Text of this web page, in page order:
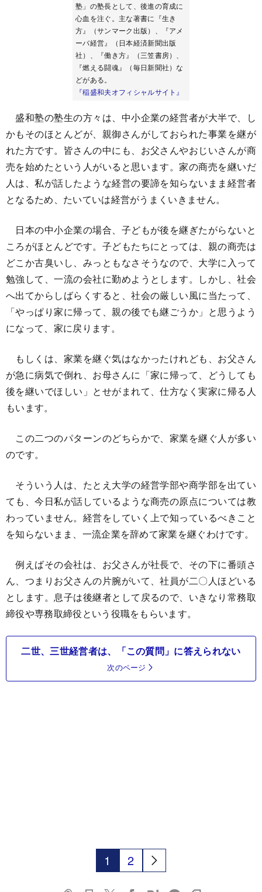
塾」の塾長として、後進の育成に
心血を注ぐ。主な著書に『生き
方』（サンマーク出版）、『アメ
ーバ経営』（日本経済新聞出版
社）、『働き方』（三笠書房）、
『燃える闘魂』（毎日新聞社）な
どがある。
『稲盛和夫オフィシャルサイト』
盛和塾の塾生の方々は、中小企業の経営者が大半で、し
かもそのほとんどが、親御さんがしておられた事業を継が
れた方です。皆さんの中にも、お父さんやおじいさんが商
売を始めたという人がいると思います。家の商売を継いだ
人は、私が話したような経営の要諦を知らないまま経営者
となるため、たいていは経営がうまくいきません。
日本の中小企業の場合、子どもが後を継ぎたがらないと
ころがほとんどです。子どもたちにとっては、親の商売は
どこか古臭いし、みっともなさそうなので、大学に入って
勉強して、一流の会社に勤めようとします。しかし、社会
へ出てからしばらくすると、社会の厳しい風に当たって、
「やっぱり家に帰って、親の後でも継ごうか」と思うよう
になって、家に戻ります。
もしくは、家業を継ぐ気はなかったけれども、お父さん
が急に病気で倒れ、お母さんに「家に帰って、どうしても
後を継いでほしい」とせがまれて、仕方なく実家に帰る人
もいます。
この二つのパターンのどちらかで、家業を継ぐ人が多い
のです。
そういう人は、たとえ大学の経営学部や商学部を出てい
ても、今日私が話しているような商売の原点については教
わっていません。経営をしていく上で知っているべきこと
を知らないまま、一流企業を辞めて家業を継ぐわけです。
例えばその会社は、お父さんが社長で、その下に番頭さ
ん、つまりお父さんの片腕がいて、社員が二〇人ほどいる
とします。息子は後継者として戻るので、いきなり常務取
締役や専務取締役という役職をもらいます。
二世、三世経営者は、「この質問」に答えられない
次のページ
1 2